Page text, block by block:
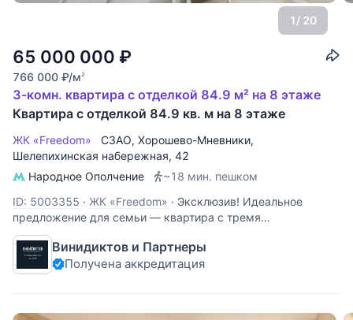
1/ 20
65 000 000 ₽
766 000 ₽/м2
3-комн. квартира с отделкой 84.9 м² на 8 этаже
Квартира с отделкой 84.9 кв. м на 8 этаже
ЖК «Freedom» СЗАО, Хорошево-Мневники,
Шелепихинская набережная, 42
Народное Ополчение
~18 мин. пешком
ID: 5003355 · ЖК «Freedom» · Эксклюзив! Идеальное
предложение для семьи — квартира с тремя
изолированными комнатами, с качественным
современным ремонтом, полностью укомплектована
мебелью и бытовой техникой премиального уровня —
Винидиктов и Партнеры
Получена аккредитация